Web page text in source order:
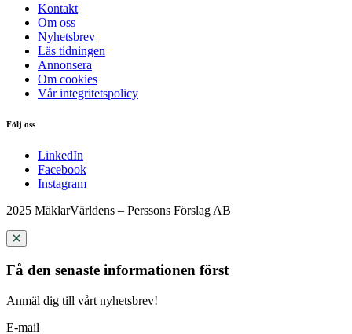
Kontakt
Om oss
Nyhetsbrev
Läs tidningen
Annonsera
Om cookies
Vår integritetspolicy
Följ oss
LinkedIn
Facebook
Instagram
2025 MäklarVärldens – Perssons Förslag AB
Få den senaste informationen först
Anmäl dig till vårt nyhetsbrev!
E-mail